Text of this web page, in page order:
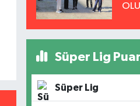
Süper Lig
Süper Lig